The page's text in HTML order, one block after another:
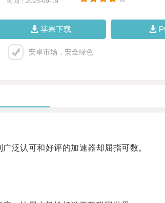
苹果下载
安卓市场，安全绿色
泛认可和好评的加速器却屈指可数。